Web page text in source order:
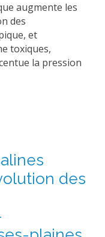
augmente les
des
et
toxiques,
la pression
des